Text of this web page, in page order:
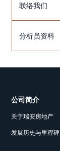
联络我们
分析员资料
公司简介
关于瑞安房地产
发展历史与里程碑